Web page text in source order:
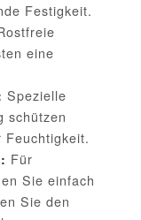
Festigkeit.
eine
Spezielle
schützen
Feuchtigkeit.
Für
Sie einfach
Sie den